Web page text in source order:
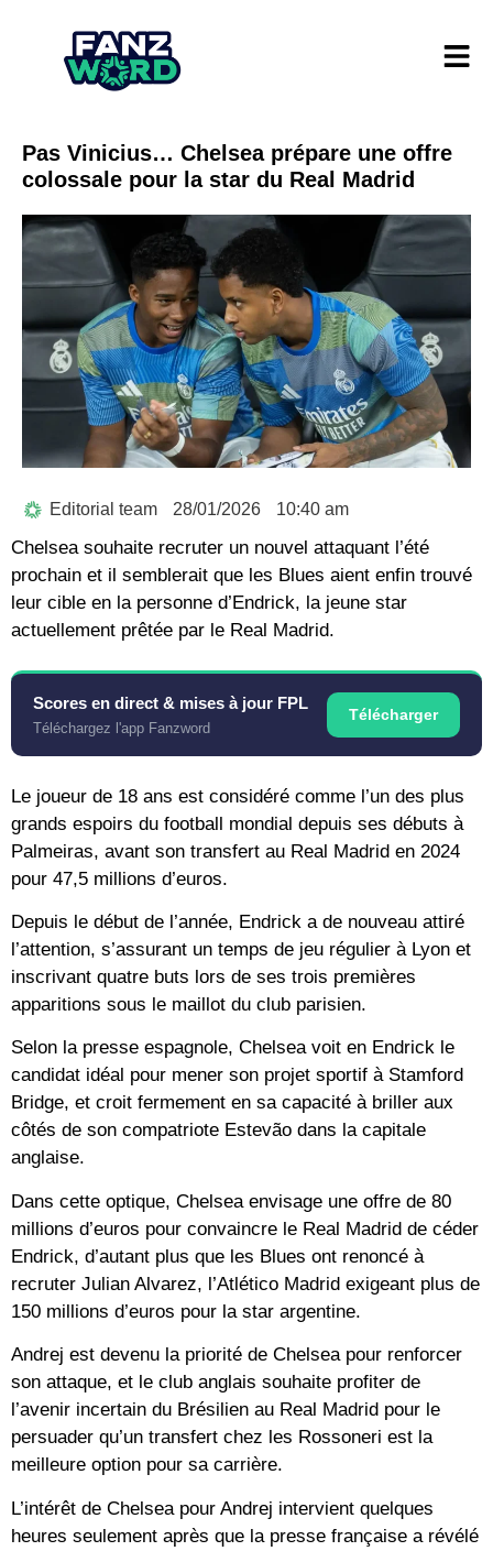
Pas Vinicius… Chelsea prépare une offre
colossale pour la star du Real Madrid
Editorial team 28/01/2026 10:40 am
Chelsea souhaite recruter un nouvel attaquant l’été
prochain et il semblerait que les Blues aient enfin trouvé
leur cible en la personne d’Endrick, la jeune star
actuellement prêtée par le Real Madrid.
Scores en direct & mises à jour FPL
Téléchargez l'app Fanzword
Télécharger
Le joueur de 18 ans est considéré comme l’un des plus
grands espoirs du football mondial depuis ses débuts à
Palmeiras, avant son transfert au Real Madrid en 2024
pour 47,5 millions d’euros.
Depuis le début de l’année, Endrick a de nouveau attiré
l’attention, s’assurant un temps de jeu régulier à Lyon et
inscrivant quatre buts lors de ses trois premières
apparitions sous le maillot du club parisien.
Selon la presse espagnole, Chelsea voit en Endrick le
candidat idéal pour mener son projet sportif à Stamford
Bridge, et croit fermement en sa capacité à briller aux
côtés de son compatriote Estevão dans la capitale
anglaise.
Dans cette optique, Chelsea envisage une offre de 80
millions d’euros pour convaincre le Real Madrid de céder
Endrick, d’autant plus que les Blues ont renoncé à
recruter Julian Alvarez, l’Atlético Madrid exigeant plus de
150 millions d’euros pour la star argentine.
Andrej est devenu la priorité de Chelsea pour renforcer
son attaque, et le club anglais souhaite profiter de
l’avenir incertain du Brésilien au Real Madrid pour le
persuader qu’un transfert chez les Rossoneri est la
meilleure option pour sa carrière.
L’intérêt de Chelsea pour Andrej intervient quelques
heures seulement après que la presse française a révélé